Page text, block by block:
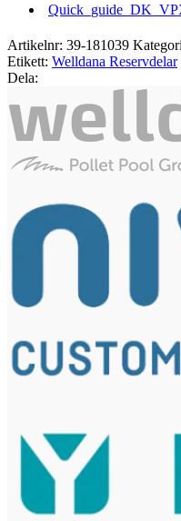
Artikelnr: 39-181039
Etikett: Welldana Reservdelar
Dela: